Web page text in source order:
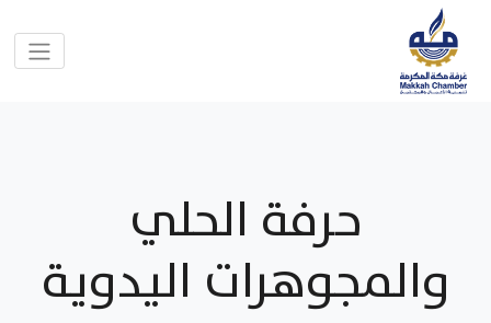
حرفة الحلي
والمجوهرات اليدوية